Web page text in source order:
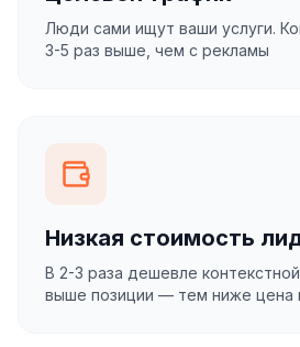
Люди сами ищут ваши услуги.
3-5 раз выше, чем с рекламы
Низкая стоимость
В 2-3 раза дешевле
выше позиции — тем ниже цена